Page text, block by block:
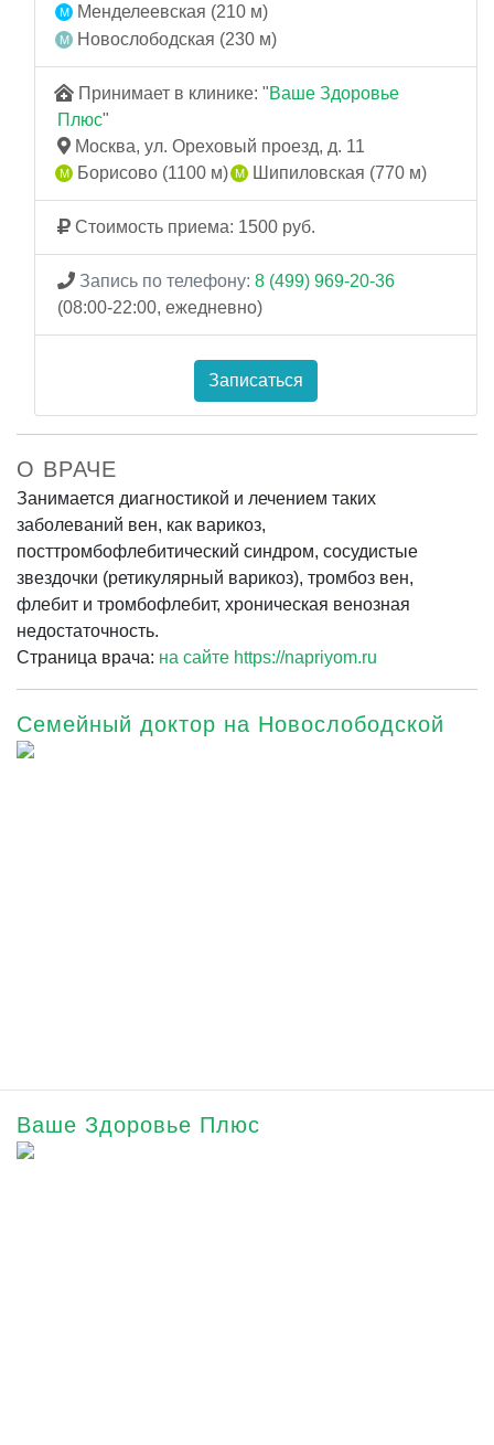
Менделеевская (210 м)
Новослободская (230 м)
Принимает в клинике: "Ваше Здоровье
Плюс"
Москва, ул. Ореховый проезд, д. 11
Борисово (1100 м)
Шипиловская (770 м)
Стоимость приема: 1500 руб.
Запись по телефону: 8 (499) 969-20-36
(08:00-22:00, ежедневно)
Записаться
О ВРАЧЕ
Занимается диагностикой и лечением таких
заболеваний вен, как варикоз,
посттромбофлебитический синдром, сосудистые
звездочки (ретикулярный варикоз), тромбоз вен,
флебит и тромбофлебит, хроническая венозная
недостаточность.
Страница врача: на сайте https://napriyom.ru
Семейный доктор на Новослободской
Ваше Здоровье Плюс